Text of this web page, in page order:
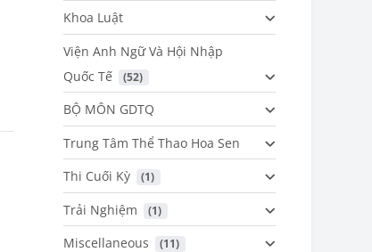
Khoa Luật
Viện Anh Ngữ Và Hội Nhập
Quốc Tế
(52)
BỘ MÔN GDTQ
Trung Tâm Thể Thao Hoa Sen
Thi Cuối Kỳ
(1)
Trải Nghiệm (1)
Miscellaneous (11)